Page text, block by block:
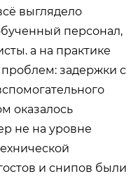
выглядело
персонал,
а на практике
задержки с
оказалось
не на уровне
и снипов были